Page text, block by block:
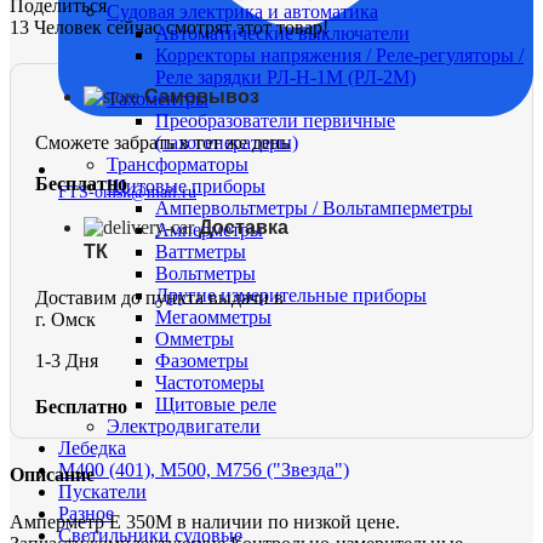
FTS-omsk@mail.ru
Судовая электрика и автоматика
Автоматические выключатели
Корректоры напряжения / Реле-регуляторы /
Реле зарядки РЛ-Н-1М (РЛ-2М)
Тахоментры
Преобразователи первичные
(тахогенераторы)
Трансформаторы
Щитовые приборы
Ампервольтметры / Вольтамперметры
Амперметры
Ваттметры
Вольтметры
Другие измерительные приборы
Мегаомметры
Омметры
Фазометры
Частотомеры
Щитовые реле
Электродвигатели
Лебедка
М400 (401), М500, М756 ("Звезда")
Пускатели
Разное
Светильники судовые
Поделиться
13 Человек сейчас смотрят этот товар!
Самовывоз
Сможете забрать в тот же день
Бесплатно
Доставка
ТК
Доставим до пункта выдачи в
г. Омск
1-3 Дня
Бесплатно
Описание
Амперметр Е 350М в наличии по низкой цене.